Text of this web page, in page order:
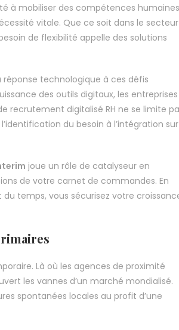
à mobiliser des compétences humaines
vitale. Que ce soit dans le secteur
de flexibilité appelle des solutions
technologique à ces défis
des outils digitaux, les entreprises
recrutement digitalisé RH ne se limite
du besoin à l’intégration sur
joue un rôle de catalyseur en
de votre carnet de commandes. En
temps, vous sécurisez votre
Là où les agences de proximité
les vannes d’un marché mondialisé.
spontanées locales au profit d’une